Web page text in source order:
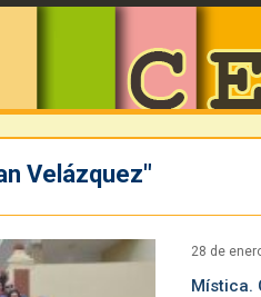
Velázquez"
28 de
Mística.